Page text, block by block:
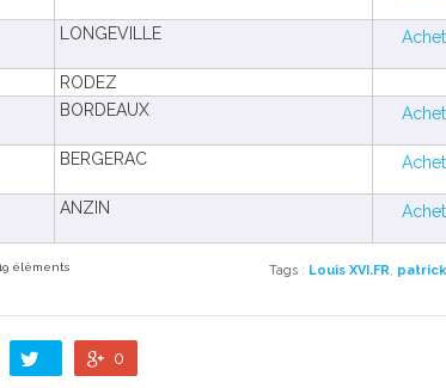
LONGEVILLE
RODEZ
BORDEAUX
BERGERAC
ANZIN
éléments Tags : Louis XVI.FR,
0